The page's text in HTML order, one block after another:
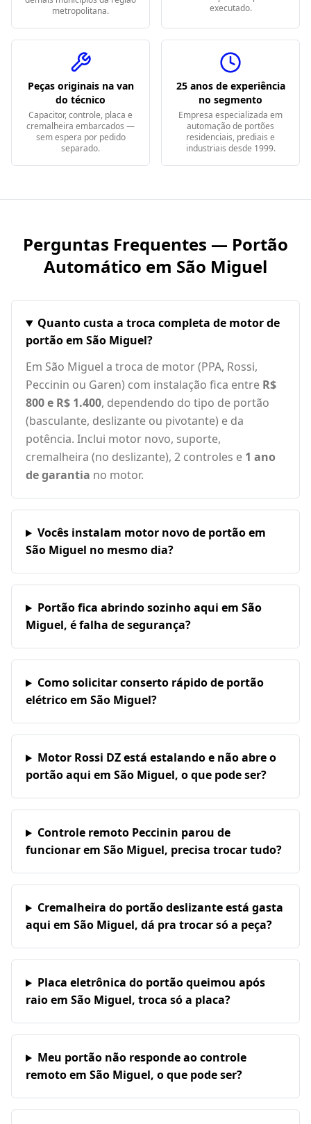
metropolitana.
executado.
Peças originais na van
do técnico
Capacitor, controle, placa e
cremalheira embarcados —
sem espera por pedido
separado.
25 anos de experiência
no segmento
Empresa especializada em
automação de portões
residenciais, prediais e
industriais desde 1999.
Perguntas Frequentes — Portão
Automático em São Miguel
Quanto custa a troca completa de motor de
portão em São Miguel?
Em São Miguel a troca de motor (PPA, Rossi,
Peccinin ou Garen) com instalação fica entre R$
800 e R$ 1.400, dependendo do tipo de portão
(basculante, deslizante ou pivotante) e da
potência. Inclui motor novo, suporte,
cremalheira (no deslizante), 2 controles e 1 ano
de garantia no motor.
Vocês instalam motor novo de portão em
São Miguel no mesmo dia?
Portão fica abrindo sozinho aqui em São
Miguel, é falha de segurança?
Como solicitar conserto rápido de portão
elétrico em São Miguel?
Motor Rossi DZ está estalando e não abre o
portão aqui em São Miguel, o que pode ser?
Controle remoto Peccinin parou de
funcionar em São Miguel, precisa trocar tudo?
Cremalheira do portão deslizante está gasta
aqui em São Miguel, dá pra trocar só a peça?
Placa eletrônica do portão queimou após
raio em São Miguel, troca só a placa?
Meu portão não responde ao controle
remoto em São Miguel, o que pode ser?